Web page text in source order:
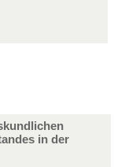
in der